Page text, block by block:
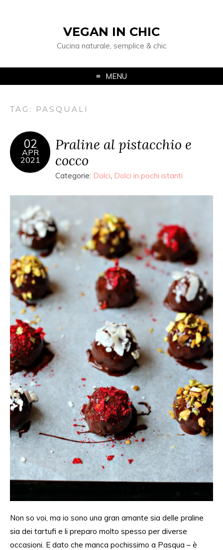
VEGAN IN CHIC
Cucina naturale, semplice & chic
MENU
TAG: PASQUALI
02
APR
2021
Praline al pistacchio e
cocco
Categorie: Dolci, Dolci in pochi istanti
Non so voi, ma io sono una gran amante sia delle praline
sia dei tartufi e li preparo molto spesso per diverse
occasioni. E dato che manca pochissimo a Pasqua – è